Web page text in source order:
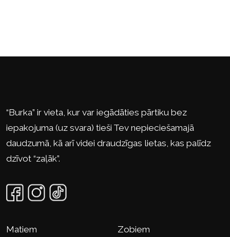
“Burka” ir vieta, kur var iegādāties pārtiku bez
iepakojuma (uz svara) tieši Tev nepieciešamajā
daudzumā, kā arī videi draudzīgas lietas, kas palīdz
dzīvot “zaļāk”.
Matiem
Zobiem